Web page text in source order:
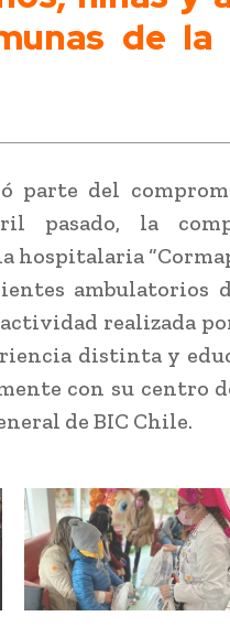
de
parte del
pasado, la
hospitalaria
ambulatorios
realizada
distinta y
con su centro
de BIC Chile.